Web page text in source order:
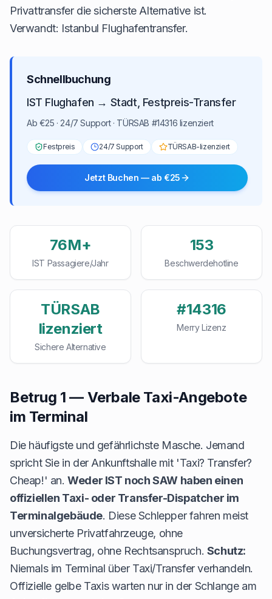
Privattransfer die sicherste Alternative ist.
Verwandt: Istanbul Flughafentransfer.
Schnellbuchung
IST Flughafen → Stadt, Festpreis-Transfer
Ab €25 · 24/7 Support · TÜRSAB #14316 lizenziert
Festpreis 24/7 Support TÜRSAB-lizenziert
Jetzt Buchen — ab €25
76M+
IST Passagiere/Jahr
153
Beschwerdehotline
TÜRSAB
lizenziert
Sichere Alternative
#14316
Merry Lizenz
Betrug 1 — Verbale Taxi-Angebote
im Terminal
Die häufigste und gefährlichste Masche. Jemand
spricht Sie in der Ankunftshalle mit 'Taxi? Transfer?
Cheap!' an.Weder IST noch SAW haben einen
offiziellen Taxi- oder Transfer-Dispatcher im
Terminalgebäude. Diese Schlepper fahren meist
unversicherte Privatfahrzeuge, ohne
Buchungsvertrag, ohne Rechtsanspruch. Schutz:
Niemals im Terminal über Taxi/Transfer verhandeln.
Offizielle gelbe Taxis warten nur in der Schlange am